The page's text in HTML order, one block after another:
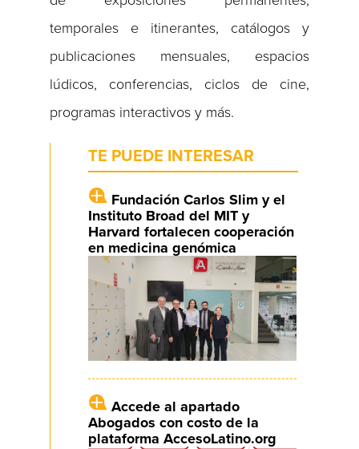
temporales e itinerantes, catálogos y
publicaciones mensuales, espacios
lúdicos, conferencias, ciclos de cine,
programas interactivos y más.
TE PUEDE INTERESAR
Fundación Carlos Slim y el
Instituto Broad del MIT y
Harvard fortalecen cooperación
en medicina genómica
Accede al apartado
Abogados con costo de la
plataforma AccesoLatino.org